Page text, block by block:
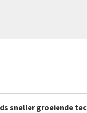
sneller groeiende